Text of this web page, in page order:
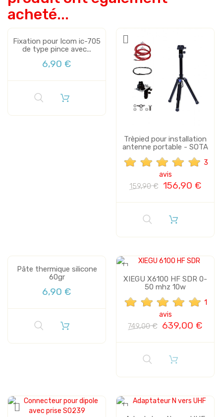
acheté...
Fixation pour Icom ic-705
de type pince avec...
6,90 €
Trèpied pour installation
antenne portable - SOTA
3
avis
159,90 € 156,90 €
Pâte thermique silicone
60gr
6,90 €
XIEGU X6100 HF SDR 0-
50 mhz 10w
1
avis
749,00 € 639,00 €